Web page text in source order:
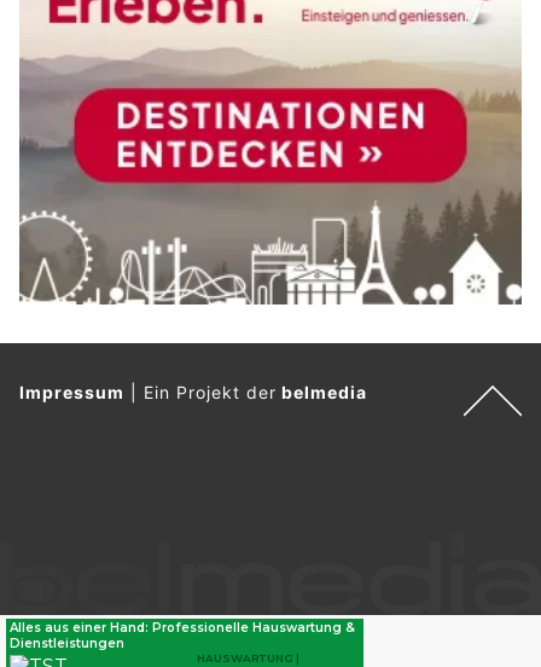
Impressum Ein Projekt derbelmedia